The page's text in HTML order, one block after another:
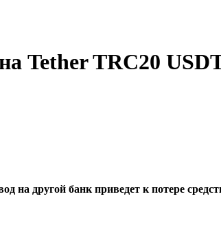
Tether TRC20
на другой банк приведет к потере